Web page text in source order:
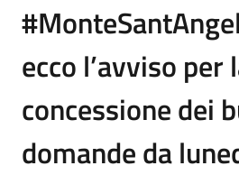
ecco l’avviso per
concessione dei
domande da